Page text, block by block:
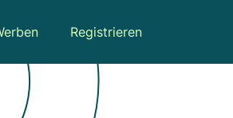
Registrieren